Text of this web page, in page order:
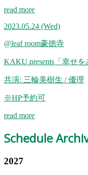
read more
2023.05.24 (Wed)
@leaf room豪徳寺
KAKU presents「幸せ
共演: 三輪美樹生 / 優理
※HP予約可
read more
Schedule
2027